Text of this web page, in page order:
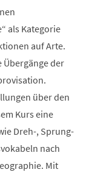
als Kategorie
auf Arte.
Übergänge der
über den
Kurs eine
Dreh-, Sprung-
nach
Mit